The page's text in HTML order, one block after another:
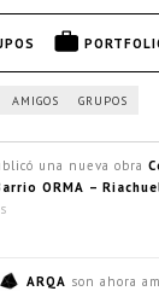
AMIGOS GRUPOS
una nueva obra
ORMA –
ARQA son ahora